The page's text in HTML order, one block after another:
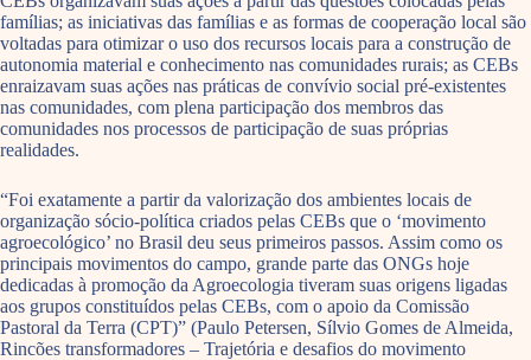
famílias; as iniciativas das famílias e as formas de cooperação local são
voltadas para otimizar o uso dos recursos locais para a construção de
autonomia material e conhecimento nas comunidades rurais; as CEBs
enraizavam suas ações nas práticas de convívio social pré-existentes
nas comunidades, com plena participação dos membros das
comunidades nos processos de participação de suas próprias
realidades.
“Foi exatamente a partir da valorização dos ambientes locais de
organização sócio-política criados pelas CEBs que o ‘movimento
agroecológico’ no Brasil deu seus primeiros passos. Assim como os
principais movimentos do campo, grande parte das ONGs hoje
dedicadas à promoção da Agroecologia tiveram suas origens ligadas
aos grupos constituídos pelas CEBs, com o apoio da Comissão
Pastoral da Terra (CPT)” (Paulo Petersen, Sílvio Gomes de Almeida,
Rincões transformadores – Trajetória e desafios do movimento